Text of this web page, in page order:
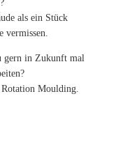
als ein Stück
vermissen.
gern in Zukunft mal
Rotation Moulding.